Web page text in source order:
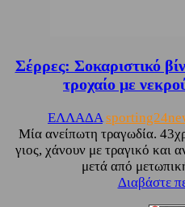
Σέρρες: Σοκαριστικό
τροχαίο με
ΕΛΛΑΔΑ
Μία ανείπωτη τραγωδία.
γιος, χάνουν με τραγικό και
μετά από
Διαβάστε